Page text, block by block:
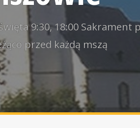
9:30, 18:00
przed każdą mszą